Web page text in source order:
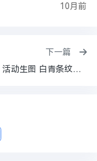
10月前
下一篇
赵露思 活动生图 白青条纹低胸礼服长裙[18P 6V 175M]